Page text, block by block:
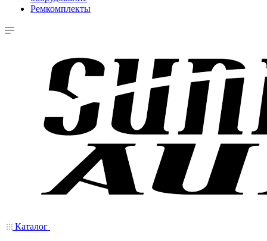
Ремкомплекты
Каталог